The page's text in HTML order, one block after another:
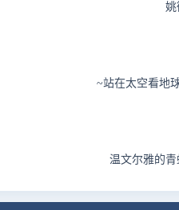
姚
~站在太空看地
温文尔雅的青